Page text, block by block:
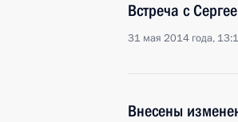
Встреча с
31 мая 2014 года,
Внесены